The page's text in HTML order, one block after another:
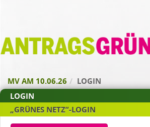
Zur
Startseite
MV AM 10.06.26
LOGIN
LOGIN
„GRÜNES NETZ”-LOGIN